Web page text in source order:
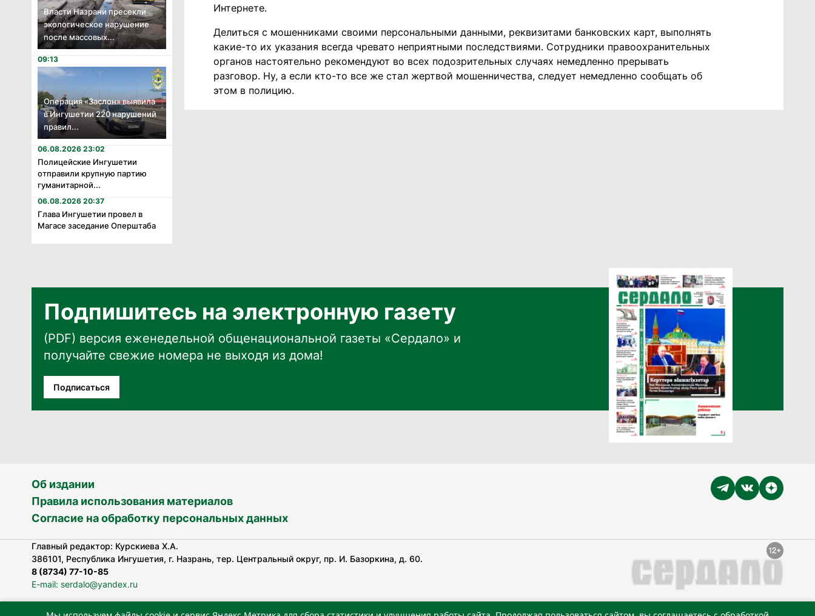
Власти Назрани пресекли
экологическое нарушение
после массовых...
09:13
Операция «Заслон» выявила
в Ингушетии 220 нарушений
правил...
06.08.2026 23:02
Полицейские Ингушетии
отправили крупную партию
гуманитарной...
06.08.2026 20:37
Глава Ингушетии провел в
Магасе заседание Оперштаба
Интернете.
Делиться с мошенниками своими персональными данными, реквизитами банковских карт, выполнять
какие-то их указания всегда чревато неприятными последствиями. Сотрудники правоохранительных
органов настоятельно рекомендуют во всех подозрительных случаях немедленно прерывать
разговор. Ну, а если кто-то все же стал жертвой мошенничества, следует немедленно сообщать об
этом в полицию.
Подпишитесь на электронную газету
(PDF) версия еженедельной общенациональной газеты «Сердало» и
получайте свежие номера не выходя из дома!
Подписаться
Об издании
Правила использования материалов
Согласие на обработку персональных данных
Главный редактор: Курскиева Х.А.
386101, Республика Ингушетия, г. Назрань, тер. Центральный округ, пр. И. Базоркина, д. 60.
8 (8734) 77-10-85
E-mail: serdalo@yandex.ru